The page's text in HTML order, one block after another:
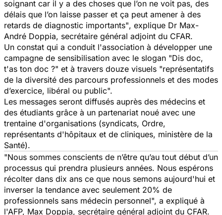
soignant car il y a des choses que l’on ne voit pas, des
délais que l’on laisse passer et ça peut amener à des
retards de diagnostic importants", explique Dr Max-
André Doppia, secrétaire général adjoint du CFAR.
Un constat qui a conduit l'association à développer une
campagne de sensibilisation avec le slogan "Dis doc,
t'as ton doc ?" et à travers douze visuels "représentatifs
de la diversité des parcours professionnels et des modes
d’exercice, libéral ou public".
Les messages seront diffusés auprès des médecins et
des étudiants grâce à un partenariat noué avec une
trentaine d'organisations (syndicats, Ordre,
représentants d'hôpitaux et de cliniques, ministère de la
Santé).
"Nous sommes conscients de n’être qu’au tout début d’un
processus qui prendra plusieurs années. Nous espérons
récolter dans dix ans ce que nous semons aujourd'hui et
inverser la tendance avec seulement 20% de
professionnels sans médecin personnel", a expliqué à
l'AFP, Max Doppia, secrétaire général adjoint du CFAR.